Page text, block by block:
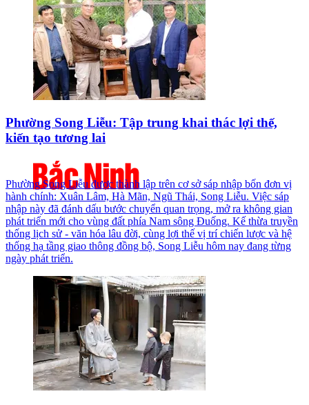
Phường Song Liễu: Tập trung khai thác lợi thế,
kiến tạo tương lai
Phường Song Liễu được thành lập trên cơ sở sáp nhập bốn đơn vị
hành chính: Xuân Lâm, Hà Mãn, Ngũ Thái, Song Liễu. Việc sáp
nhập này đã đánh dấu bước chuyển quan trọng, mở ra không gian
phát triển mới cho vùng đất phía Nam sông Đuống. Kế thừa truyền
thống lịch sử - văn hóa lâu đời, cùng lợi thế vị trí chiến lược và hệ
thống hạ tầng giao thông đồng bộ, Song Liễu hôm nay đang từng
ngày phát triển.